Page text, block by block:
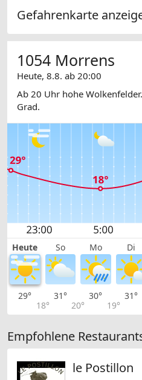
Gefahrenkarte
1054 Morrens
Heute, 8.8. ab 20:00
Ab 20 Uhr hohe
Grad.
Heute So Mo Di
29°
18°
31°
20°
30°
19°
31°
Empfohlene
le Postillon